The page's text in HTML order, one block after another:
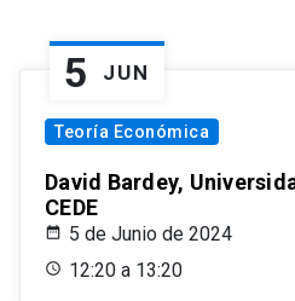
5 JUN
Teoría Económica
David Bardey,
CEDE
5 de Junio de 2024
12:20 a 13:20